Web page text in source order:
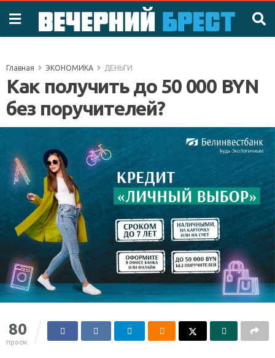
Главная ЭКОНОМИКА ДЕНЬГИ
Как получить до 50 000 BYN
без поручителей?
80
просм.